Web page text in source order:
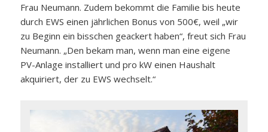
Frau Neumann. Zudem bekommt die Familie bis heute
durch EWS einen jährlichen Bonus von 500€, weil „wir
zu Beginn ein bisschen geackert haben“, freut sich Frau
Neumann. „Den bekam man, wenn man eine eigene
PV-Anlage installiert und pro kW einen Haushalt
akquiriert, der zu EWS wechselt.“